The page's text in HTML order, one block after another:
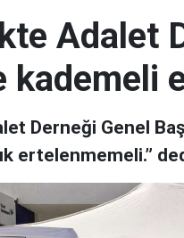
Adalet
Derneği Genel
ertelenmemeli.”